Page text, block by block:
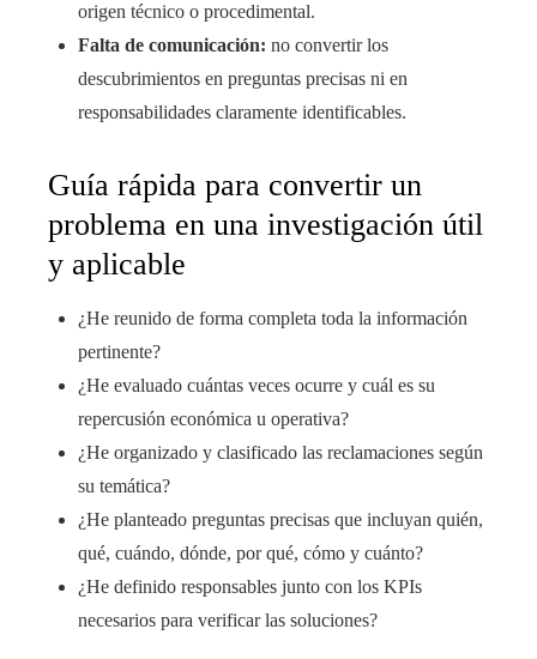
origen técnico o procedimental.
Falta de comunicación: no convertir los
descubrimientos en preguntas precisas ni en
responsabilidades claramente identificables.
Guía rápida para convertir un
problema en una investigación útil
y aplicable
¿He reunido de forma completa toda la información
pertinente?
¿He evaluado cuántas veces ocurre y cuál es su
repercusión económica u operativa?
¿He organizado y clasificado las reclamaciones según
su temática?
¿He planteado preguntas precisas que incluyan quién,
qué, cuándo, dónde, por qué, cómo y cuánto?
¿He definido responsables junto con los KPIs
necesarios para verificar las soluciones?